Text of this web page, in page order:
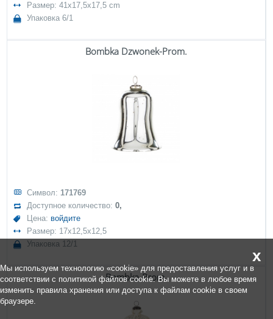
Размер: 41x17,5x17,5 cm
Упаковка 6/1
Bombka Dzwonek-Prom.
Символ: 171769
Доступное количество:0,
Цена: войдите
Размер: 17x12,5x12,5
Упаковка 12/1
Bombka-Prom.
x
Мы используем технологию «cookie» для предоставления услуг и в
соответствии с политикой файлов cookie. Вы можете в любое время
изменить правила хранения или доступа к файлам cookie в своем
браузере.